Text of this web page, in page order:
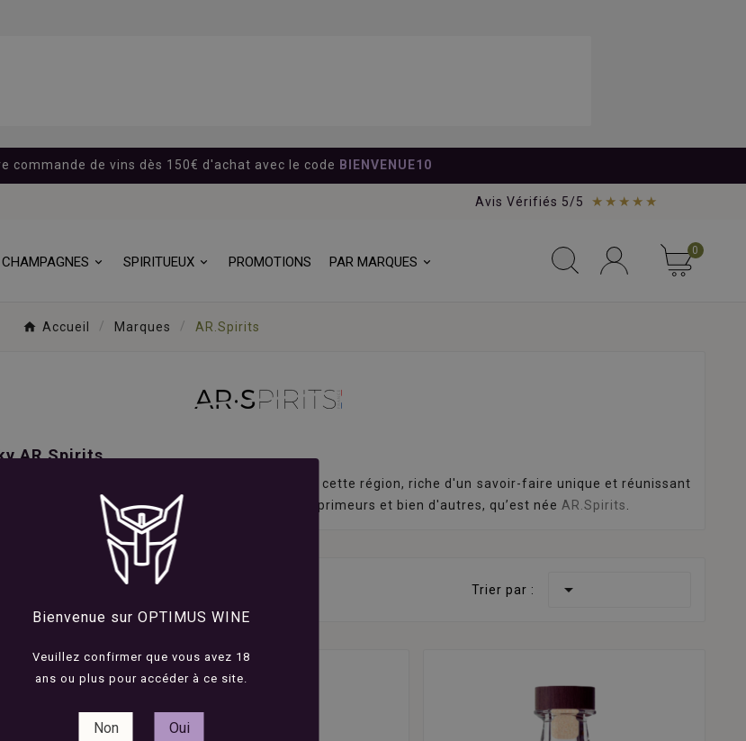
Bienvenue sur OPTIMUS WINE
Veuillez confirmer que vous avez 18
ans ou plus pour accéder à ce site.
Non Oui
commande de vins dès 150€ d'achat avec le code BIENVENUE10
Avis Vérifiés 5/5 ★★★★★
CHAMPAGNES SPIRITUEUX PROMOTIONS PAR MARQUES
0
Accueil Marques AR.Spirits
AR.Spirits
des
. C’est au cœur de cette région, riche d'un savoir-faire unique et réunissant
: distillateurs, embouteilleurs, tonneliers, imprimeurs et bien d'autres, qu’est née AR.Spirits
Trier par : 